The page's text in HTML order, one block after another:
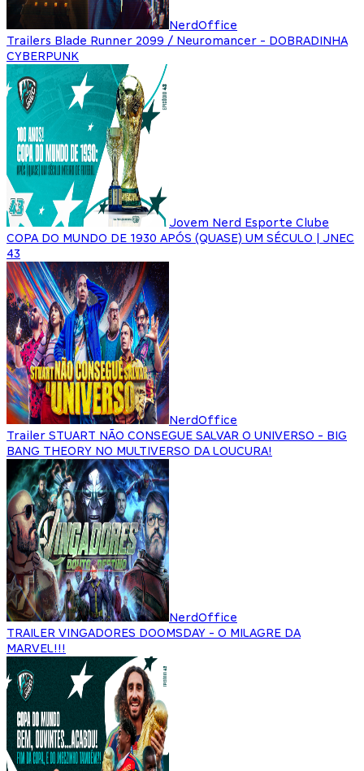
NerdOffice
Trailers Blade Runner 2099 / Neuromancer - DOBRADINHA
CYBERPUNK
Jovem Nerd Esporte Clube
COPA DO MUNDO DE 1930 APÓS (QUASE) UM SÉCULO | JNEC
43
NerdOffice
Trailer STUART NÃO CONSEGUE SALVAR O UNIVERSO - BIG
BANG THEORY NO MULTIVERSO DA LOUCURA!
NerdOffice
TRAILER VINGADORES DOOMSDAY - O MILAGRE DA
MARVEL!!!